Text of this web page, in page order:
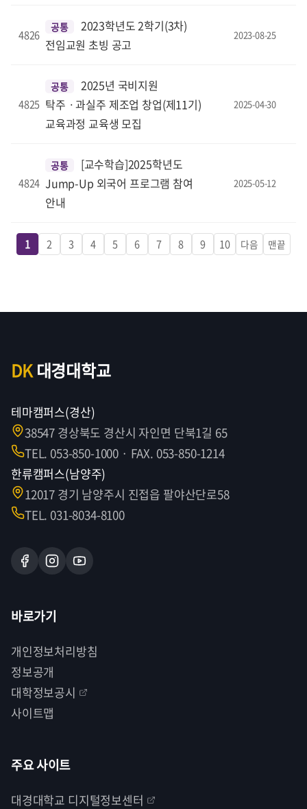
4826
공통
2023학년도 2학기(3차)
전임교원 초빙 공고
2023-08-25
4825
공통
2025년 국비지원
탁주ㆍ과실주 제조업 창업(제11기)
교육과정 교육생 모집
2025-04-30
4824
공통
[교수학습]2025학년도
Jump-Up 외국어 프로그램 참여
안내
2025-05-12
1 2 3 4 5 6 7 8 9 10 다음 맨끝
DK대경대학교
테마캠퍼스(경산)
38547 경상북도 경산시 자인면 단북1길 65
TEL. 053-850-1000 · FAX. 053-850-1214
한류캠퍼스(남양주)
12017 경기 남양주시 진접읍 팔야산단로58
TEL. 031-8034-8100
바로가기
개인정보처리방침
정보공개
대학정보공시
사이트맵
주요 사이트
대경대학교 디지털정보센터